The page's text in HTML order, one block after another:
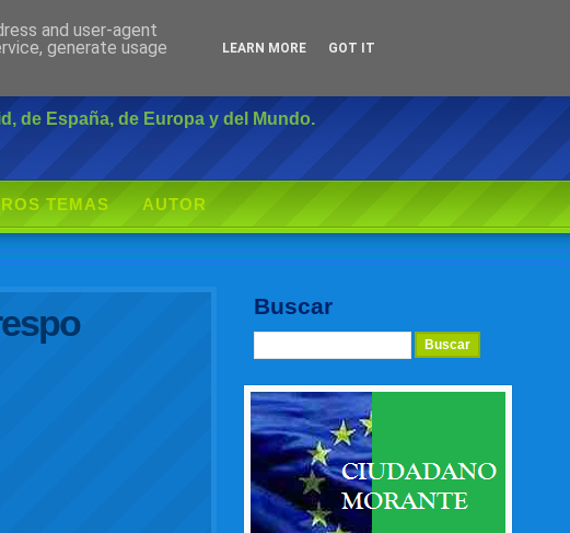
de España, de Europa y del Mundo.
TEMAS AUTOR
Buscar
and user-agent
generate usage
LEARN MORE GOT IT